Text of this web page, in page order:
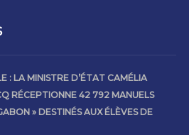
: LA MINISTRE D’ÉTAT CAMÉLIA
RÉCEPTIONNE 42 792 MANUELS
» DESTINÉS AUX ÉLÈVES DE